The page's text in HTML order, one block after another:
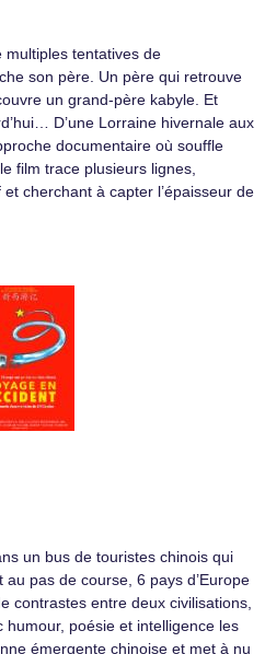
tentatives de
son père. Un père qui retrouve
un grand-père kabyle. Et
D’une Lorraine hivernale aux
documentaire où souffle
film trace plusieurs lignes,
cherchant à capter l’épaisseur de
un bus de touristes chinois qui
pas de course, 6 pays d’Europe
contrastes entre deux civilisations,
poésie et intelligence les
émergente chinoise et met à nu